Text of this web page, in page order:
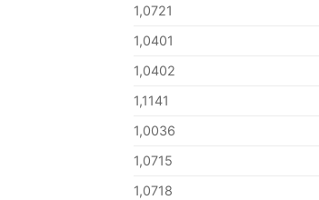
1,0721
1,0401
1,0402
1,1141
1,0036
1,0715
1,0718